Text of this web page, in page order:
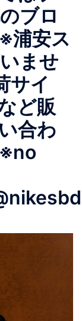
ブロ
浦安ス
ませ
サイ
ど販
合わ